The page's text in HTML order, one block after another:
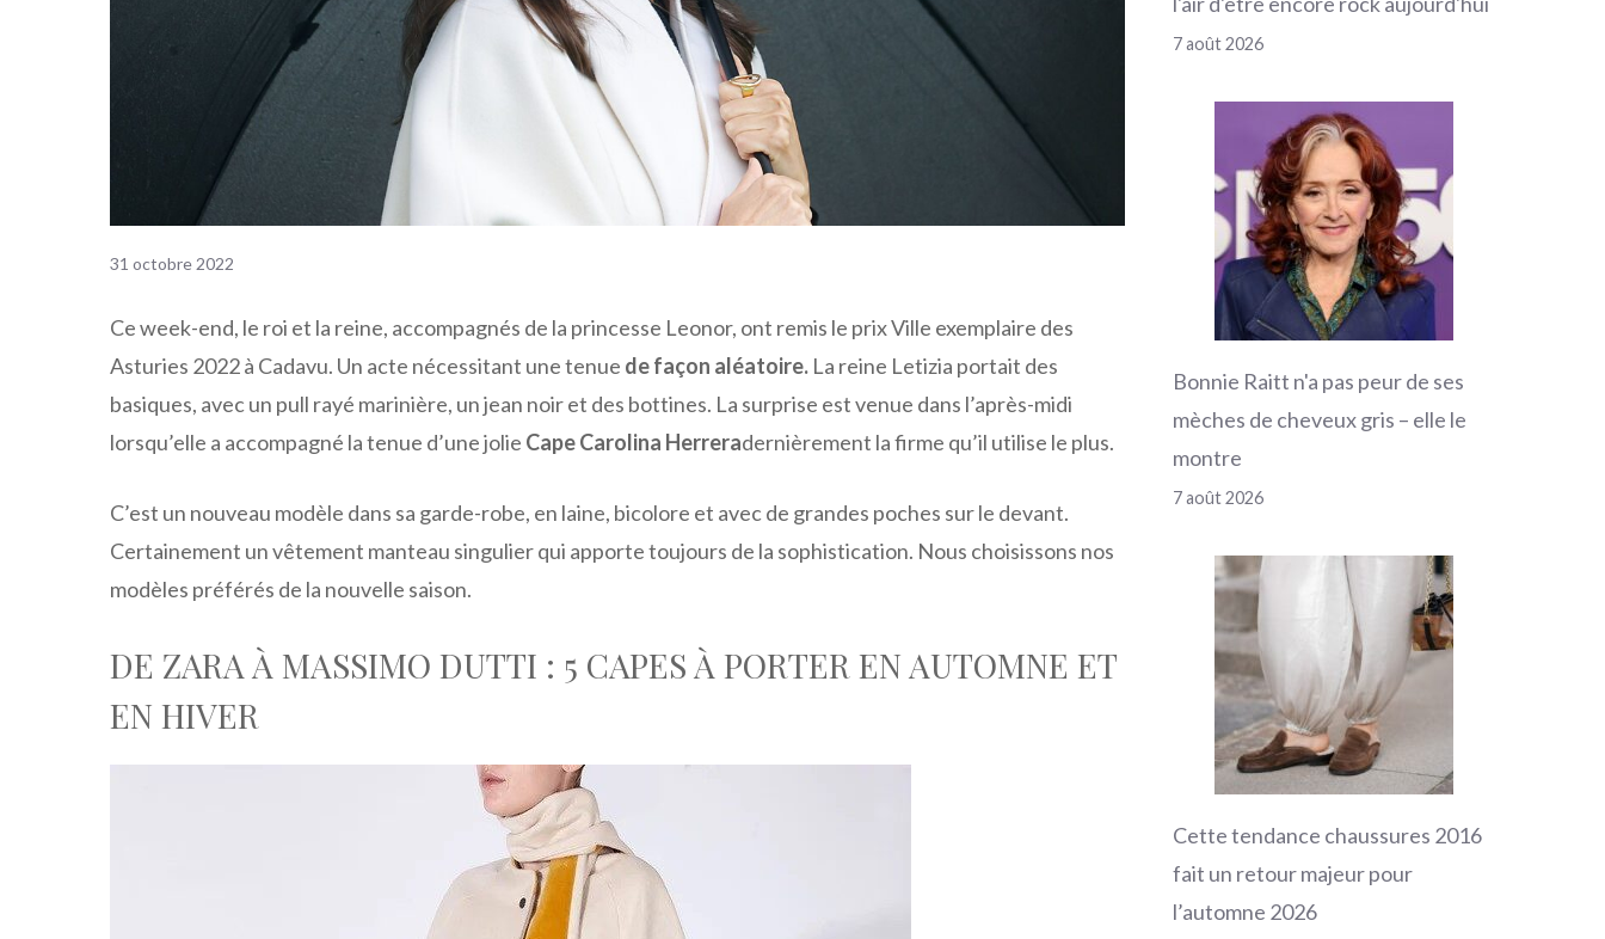
31 octobre 2022
Ce week-end, le roi et la reine, accompagnés de la princesse Leonor, ont remis le prix Ville exemplaire des
Asturies 2022 à Cadavu. Un acte nécessitant une tenue de façon aléatoire. La reine Letizia portait des
basiques, avec un pull rayé marinière, un jean noir et des bottines. La surprise est venue dans l’après-midi
lorsqu’elle a accompagné la tenue d’une jolie Cape Carolina Herreradernièrement la firme qu’il utilise le plus.
C’est un nouveau modèle dans sa garde-robe, en laine, bicolore et avec de grandes poches sur le devant.
Certainement un vêtement manteau singulier qui apporte toujours de la sophistication. Nous choisissons nos
modèles préférés de la nouvelle saison.
DE ZARA À MASSIMO DUTTI : 5 CAPES À PORTER EN AUTOMNE ET
EN HIVER
7 août 2026
Bonnie Raitt n'a pas peur de ses
mèches de cheveux gris – elle le
montre
7 août 2026
Cette tendance chaussures 2016
fait un retour majeur pour
l’automne 2026